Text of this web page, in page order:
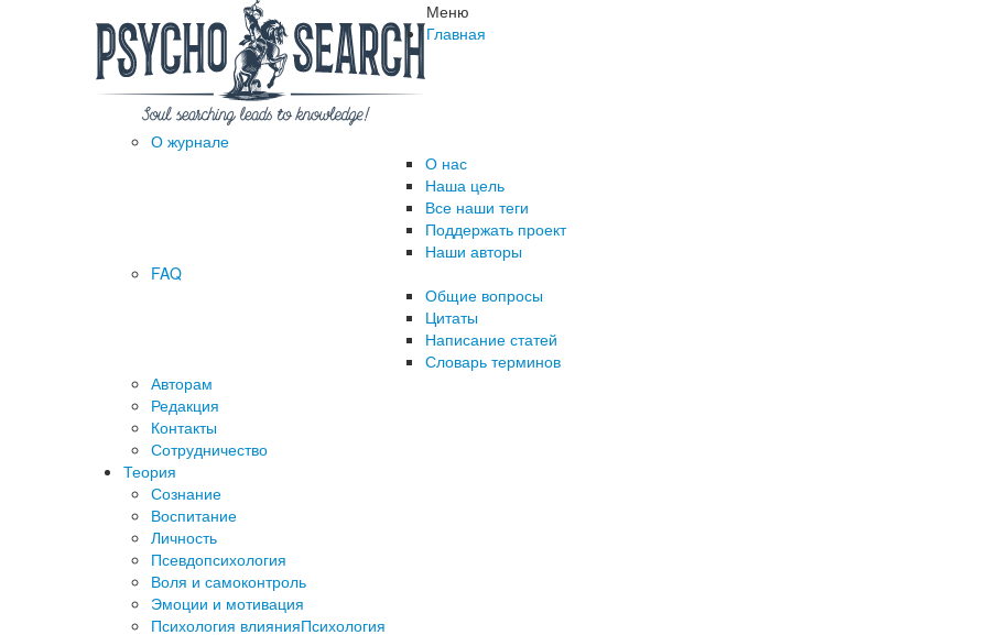
Меню
Главная
О журнале
О нас
Наша цель
Все наши теги
Поддержать проект
Наши авторы
FAQ
Общие вопросы
Цитаты
Написание статей
Словарь терминов
Авторам
Редакция
­Контакты
Сотрудничество
Теория
Сознание
Воспитание
Личность
Псевдопсихология
Воля и самоконтроль
Эмоции и мотивация
Психология влиянияПсихология